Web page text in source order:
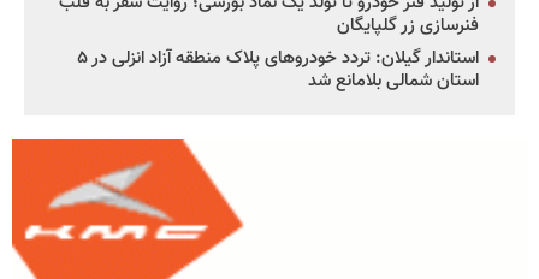
فنرسازی زر گلپایگان
استاندار گیلان: تردد خودروهای پلاک منطقه آزاد انزلی در ۵
استان شمالی بلامانع شد